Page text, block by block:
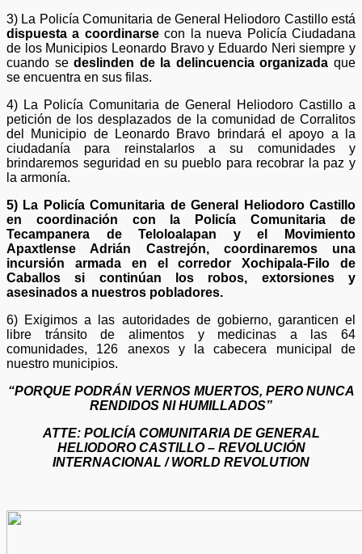
3) La Policía Comunitaria de General Heliodoro Castillo está
dispuesta a coordinarsecon la nueva Policía Ciudadana
de los Municipios Leonardo Bravo y Eduardo Neri siempre y
cuando sedeslinden de la delincuencia organizada que
se encuentra en sus filas.
4) La Policía Comunitaria de General Heliodoro Castillo a
petición de los desplazados de la comunidad de Corralitos
del Municipio de Leonardo Bravo brindará el apoyo a la
ciudadanía para reinstalarlos a su comunidades y
brindaremos seguridad en su pueblo para recobrar la paz y
la armonía.
5) La Policía Comunitaria de General Heliodoro Castillo
en coordinación con la Policía Comunitaria de
Tecampanera de Teloloalapan y el Movimiento
Apaxtlense Adrián Castrejón, coordinaremos una
incursión armada en el corredor Xochipala-Filo de
Caballos si continúan los robos, extorsiones y
asesinados a nuestros pobladores.
6) Exigimos a las autoridades de gobierno, garanticen el
libre tránsito de alimentos y medicinas a las 64
comunidades, 126 anexos y la cabecera municipal de
nuestro municipios.
“PORQUE PODRÁN VERNOS MUERTOS, PERO NUNCA
RENDIDOS NI HUMILLADOS”
ATTE: POLICÍA COMUNITARIA DE GENERAL
HELIODORO CASTILLO – REVOLUCIÓN
INTERNACIONAL / WORLD REVOLUTION